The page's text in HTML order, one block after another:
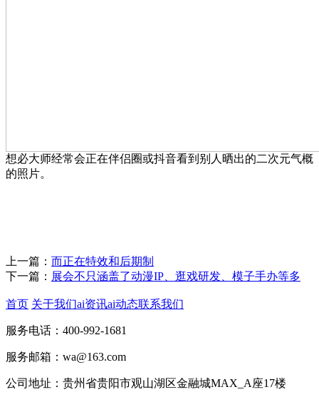
想必大师经常会正在伴侣圈或抖音看到别人晒出的二次元气概
的照片。
上一篇： 而正在特效和后期制
下一篇： 展会不只涵盖了动漫IP、逛戏研发、模子手办等多
首页 关于我们ai资讯ai动态联系我们
服务电话：400-992-1681
服务邮箱：wa@163.com
公司地址：贵州省贵阳市观山湖区金融城MAX_A座17楼